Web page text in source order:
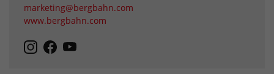
marketing@bergbahn.com
www.bergbahn.com